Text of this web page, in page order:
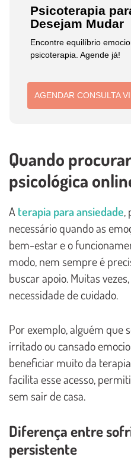
Psicoterapia
Desejam Mudar
Encontre equilíbrio
psicoterapia. Agende já!
AGENDAR CONSULTA
Quando
psicológica
A terapia para ansiedade,
necessário quando as
bem-estar e o
modo, nem sempre é
buscar apoio. Muitas
necessidade de cuidado.
Por exemplo, alguém que
irritado ou cansado
beneficiar muito da
facilita esse acesso,
sem sair de casa.
Diferença entre
persistente